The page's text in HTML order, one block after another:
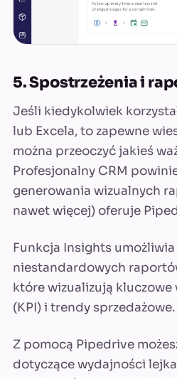
5. Spostrzeżenia i
Jeśli kiedykolwiek
lub Excela, to zapewne
można przeoczyć jakieś
Profesjonalny CRM
generowania wizualnych
nawet więcej) oferuje
Funkcja Insights
niestandardowych
które wizualizują
(KPI) i trendy sprzedażowe.
Z pomocą Pipedrive
dotyczące wydajności